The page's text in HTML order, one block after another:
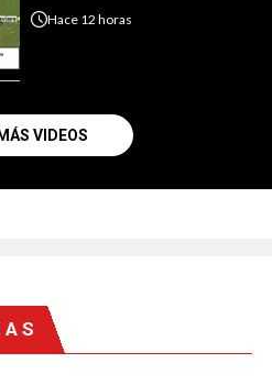
Hace 12 horas
VIDEOS